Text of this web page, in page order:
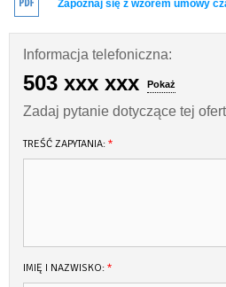
Zapoznaj się z wzorem umowy
Informacja telefoniczna:
503 xxx xxx Pokaż
Zadaj pytanie dotyczące tej
TREŚĆ ZAPYTANIA: *
IMIĘ I NAZWISKO: *